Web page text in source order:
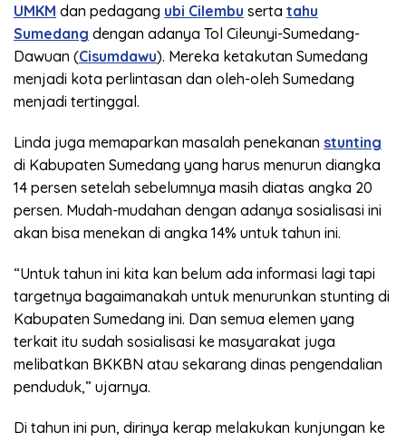
UMKM dan pedagang ubi Cilembu serta tahu
Sumedang dengan adanya Tol Cileunyi-Sumedang-
Dawuan (Cisumdawu). Mereka ketakutan Sumedang
menjadi kota perlintasan dan oleh-oleh Sumedang
menjadi tertinggal.
Linda juga memaparkan masalah penekanan stunting
di Kabupaten Sumedang yang harus menurun diangka
14 persen setelah sebelumnya masih diatas angka 20
persen. Mudah-mudahan dengan adanya sosialisasi ini
akan bisa menekan di angka 14% untuk tahun ini.
“Untuk tahun ini kita kan belum ada informasi lagi tapi
targetnya bagaimanakah untuk menurunkan stunting di
Kabupaten Sumedang ini. Dan semua elemen yang
terkait itu sudah sosialisasi ke masyarakat juga
melibatkan BKKBN atau sekarang dinas pengendalian
penduduk,” ujarnya.
Di tahun ini pun, dirinya kerap melakukan kunjungan ke